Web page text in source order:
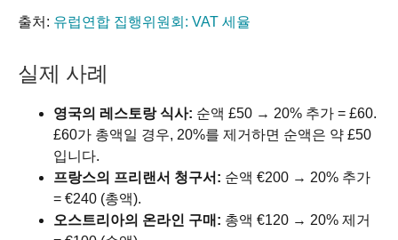
출처: 유럽연합 집행위원회: VAT 세율
실제 사례
영국의 레스토랑 식사: 순액 £50 → 20% 추가 = £60.
£60가 총액일 경우, 20%를 제거하면 순액은 약 £50
입니다.
프랑스의 프리랜서 청구서: 순액 €200 → 20% 추가
= €240 (총액).
오스트리아의 온라인 구매: 총액 €120 → 20% 제거